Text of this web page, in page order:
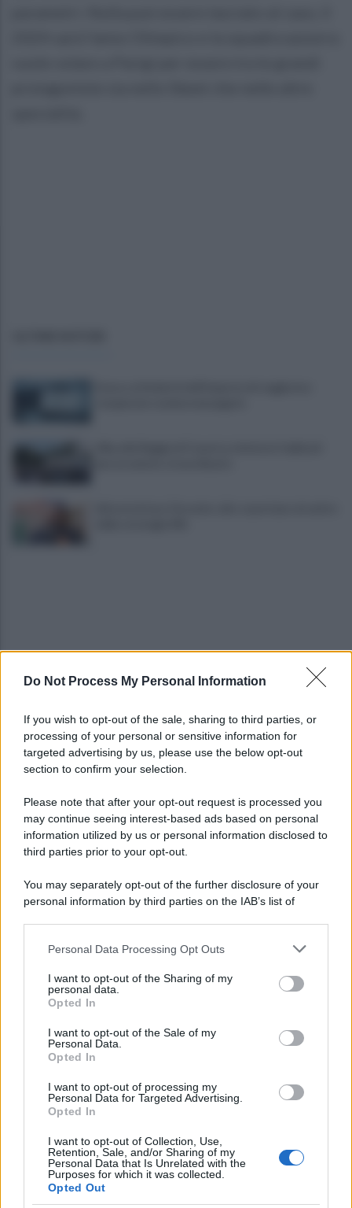
Do Not Process My Personal Information
If you wish to opt-out of the sale, sharing to third parties, or
processing of your personal or sensitive information for
targeted advertising by us, please use the below opt-out
section to confirm your selection.
Please note that after your opt-out request is processed you
may continue seeing interest-based ads based on personal
information utilized by us or personal information disclosed to
third parties prior to your opt-out.
You may separately opt-out of the further disclosure of your
personal information by third parties on the IAB’s list of
This information may also be disclosed by us to third parties
disclose it to other third parties.
Please note that this website/app uses one or more Google
services and may gather and store information including but
not limited to your visit or usage behaviour. You may click to
grant or deny consent to Google and its third-party tags to
consent section.
Personal Data Processing Opt Outs
I want to opt-out of the Sharing of my
personal data.
Opted In
I want to opt-out of the Sale of my
Personal Data.
Opted In
I want to opt-out of processing my
Personal Data for Targeted Advertising.
Opted In
I want to opt-out of Collection, Use,
Retention, Sale, and/or Sharing of my
Personal Data that Is Unrelated with the
Purposes for which it was collected.
Opted Out
Viola l'obbligo di permanenza notturna:
Cesa: approvato assestamento di bilancio e
tariffe Tari